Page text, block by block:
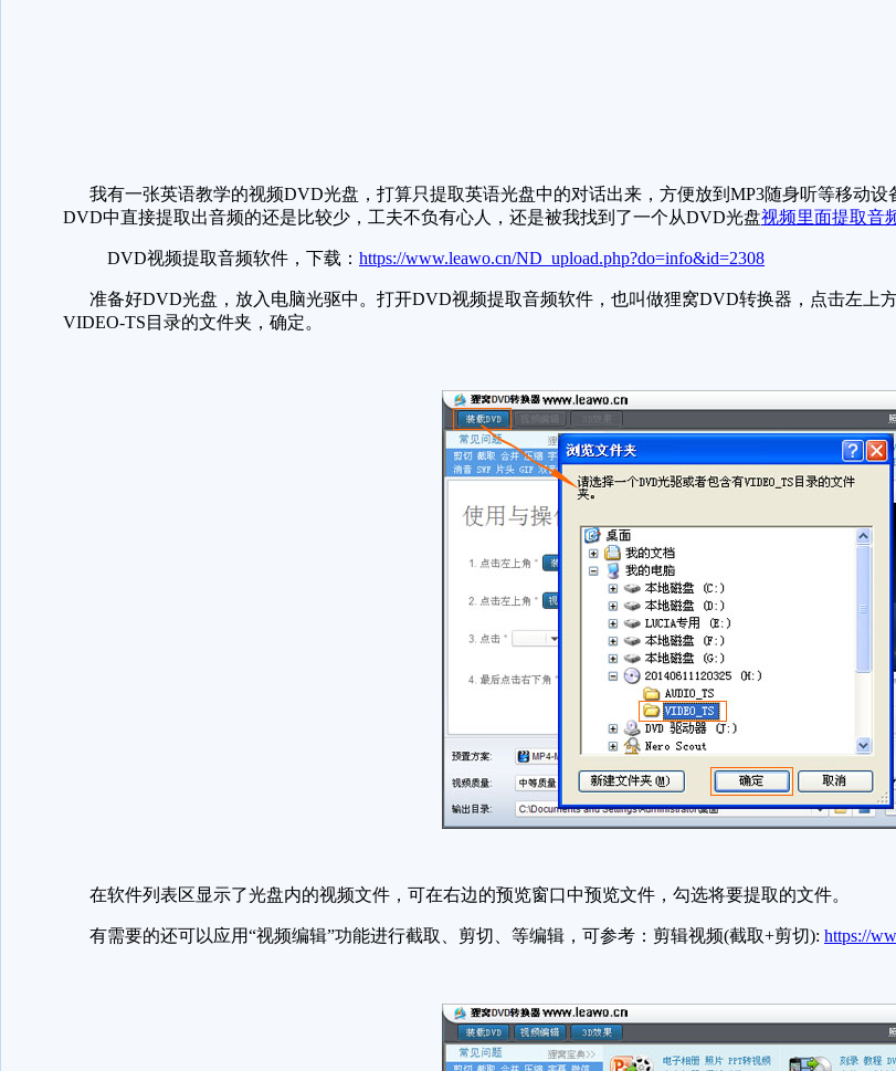
我有一张英语教学的视频DVD光盘，打算只提取英语光盘中的对话出来，方便放到MP3随身听等移动设
DVD中直接提取出音频的还是比较少，工夫不负有心人，还是被我找到了一个从DVD光盘视频里面提取音
DVD视频提取音频软件，下载： https://www.leawo.cn/ND_upload.php?do=info&id=2308
准备好DVD光盘，放入电脑光驱中。打开DVD视频提取音频软件，也叫做狸窝DVD转换器，点击左上
VIDEO-TS目录的文件夹，确定。
在软件列表区显示了光盘内的视频文件，可在右边的预览窗口中预览文件，勾选将要提取的文件。
有需要的还可以应用“视频编辑”功能进行截取、剪切、等编辑，可参考：剪辑视频(截取+剪切): https://